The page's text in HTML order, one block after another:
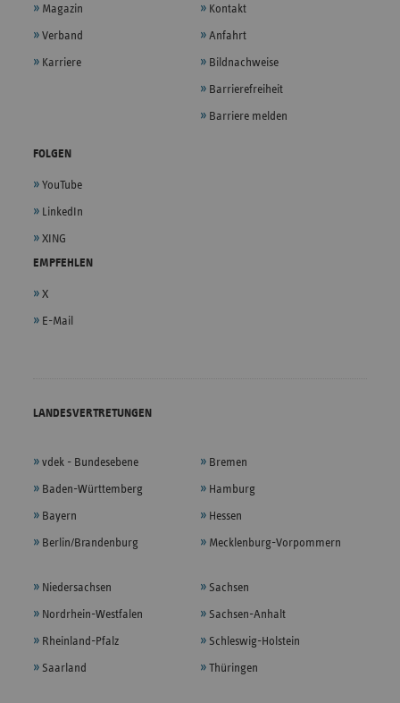
Magazin
Verband
Karriere
Kontakt
Anfahrt
Bildnachweise
Barrierefreiheit
Barriere melden
FOLGEN
YouTube
LinkedIn
XING
EMPFEHLEN
X
E-Mail
LANDESVERTRETUNGEN
vdek - Bundesebene
Baden-Württemberg
Bayern
Berlin/Brandenburg
Bremen
Hamburg
Hessen
Mecklenburg-Vorpommern
Niedersachsen
Nordrhein-Westfalen
Rheinland-Pfalz
Saarland
Sachsen
Sachsen-Anhalt
Schleswig-Holstein
Thüringen